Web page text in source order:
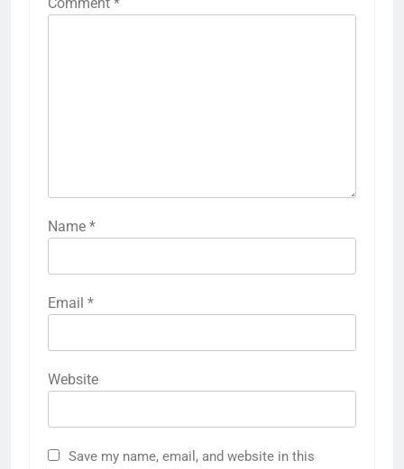
Name *
Email *
Website
Save my name, email, and website in this